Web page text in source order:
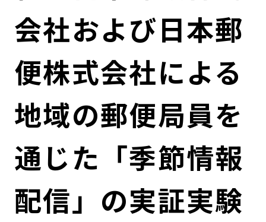
ローカル共創イニシアティブ
関連事業
IRニュース
IRカレンダー
社会
ガバナンス
ESGデータ集
会社および日本郵
便株式会社による
地域の郵便局員を
通じた「季節情報
配信」の実証実験